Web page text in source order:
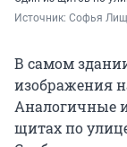
Источник: Софья
В самом
изображения
Аналогичные
щитах по